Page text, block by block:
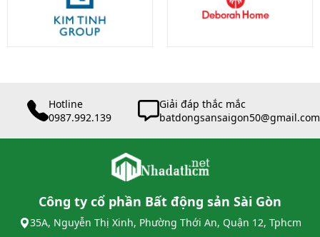
Hotline
0987.992.139
Giải đáp thắc mắc
batdongsansaigon50@gmail.com
Công ty cổ phần Bất động sản Sài Gòn
35A, Nguyễn Thị Xinh, Phường Thới An, Quận 12, Tphcm